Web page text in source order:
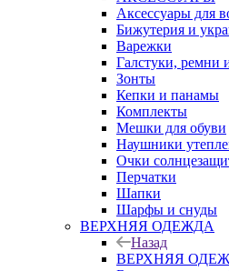
Аксессуары для
Бижутерия и
Варежки
Галстуки, ремни
Зонты
Кепки и панамы
Комплекты
Мешки для обуви
Наушники
Очки
Перчатки
Шапки
Шарфы и снуды
ВЕРХНЯЯ ОДЕЖДА
Назад
ВЕРХНЯЯ